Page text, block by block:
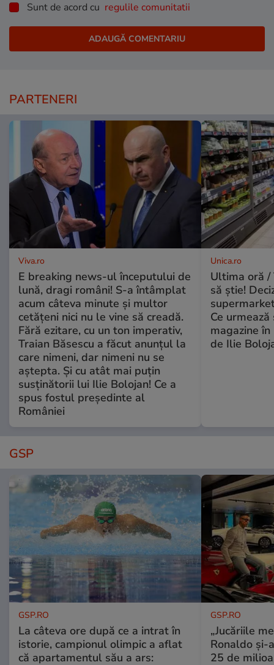
Sunt de acord cu regulile comunitatii
PARTENERI
Viva.ro
E breaking news-ul începutului de
lună, dragi români! S-a întâmplat
acum câteva minute și multor
cetățeni nici nu le vine să creadă.
Fără ezitare, cu un ton imperativ,
Traian Băsescu a făcut anunțul la
care nimeni, dar nimeni nu se
aștepta. Și cu atât mai puțin
susținătorii lui Ilie Bolojan! Ce a
spus fostul președinte al
României
Unica.ro
Ultima oră /
să știe!
Ce
magazine
de Ilie
GSP
GSP.RO
La câteva ore după ce a intrat în
istorie, campionul olimpic a aflat
că apartamentul său a ars:
GSP.RO
„Jucăriile
Ronaldo și-
25 de